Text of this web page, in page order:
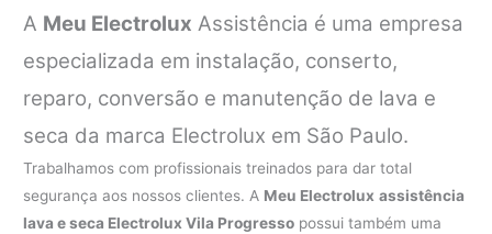
A Meu Electrolux Assistência é uma empresa
especializada em instalação, conserto,
reparo, conversão e manutenção de lava e
seca da marca Electrolux em São Paulo.
Trabalhamos com profissionais treinados para dar total
segurança aos nossos clientes. A Meu Electrolux assistência
lava e seca Electrolux Vila Progresso possui também uma